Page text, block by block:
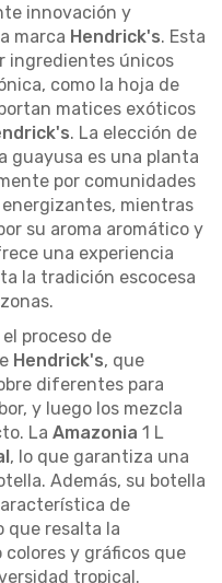
innovación y
marca Hendrick's. Esta
ingredientes únicos
como la hoja de
matices exóticos
. La elección de
guayusa es una planta
por comunidades
mientras
su aroma aromático y
una experiencia
la tradición escocesa
proceso de
Hendrick's, que
diferentes para
y luego los mezcla
La Amazonia 1 L
, lo que garantiza una
Además, su botella
de
que resalta la
y gráficos que
tropical.